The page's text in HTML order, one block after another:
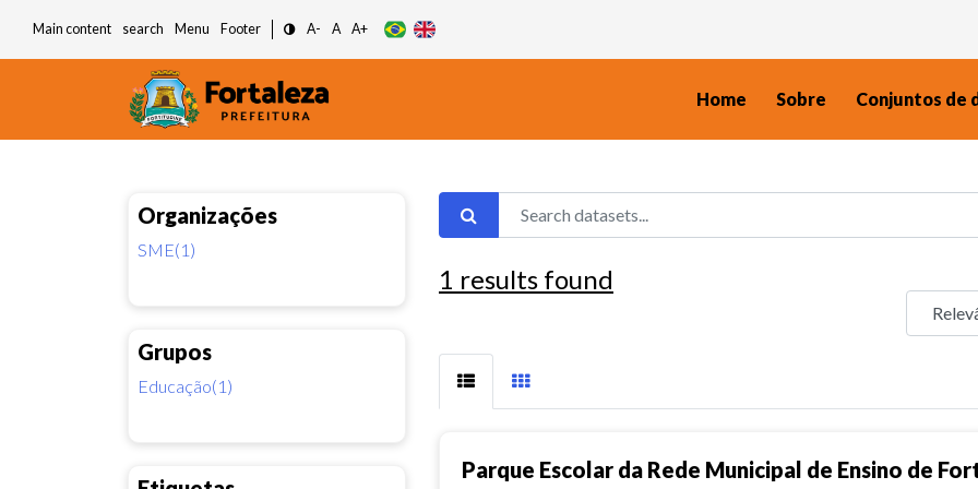
Main content search Menu Footer A- A A+
Home Sobre Conjuntos de
Organizações
SME(1)
Grupos
Educação(1)
1 results found
Parque Escolar da Rede Municipal de Ensino de